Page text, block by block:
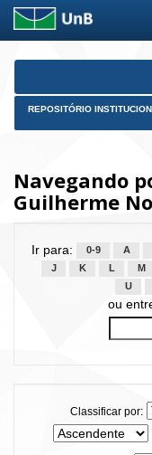
Skip
REPOSITÓRIO
Navegando
Guilherme
Ir para: 0-9 A
J
K L M
U
ou
Classificar por: